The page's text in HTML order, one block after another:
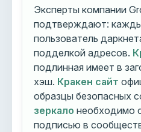
Эксперты компании
подтверждают:
пользователь
подделкой адресов.
подлинная имеет в
хэш. Кракен сайт
образцы безопасных
зеркало необходимо
подписью в